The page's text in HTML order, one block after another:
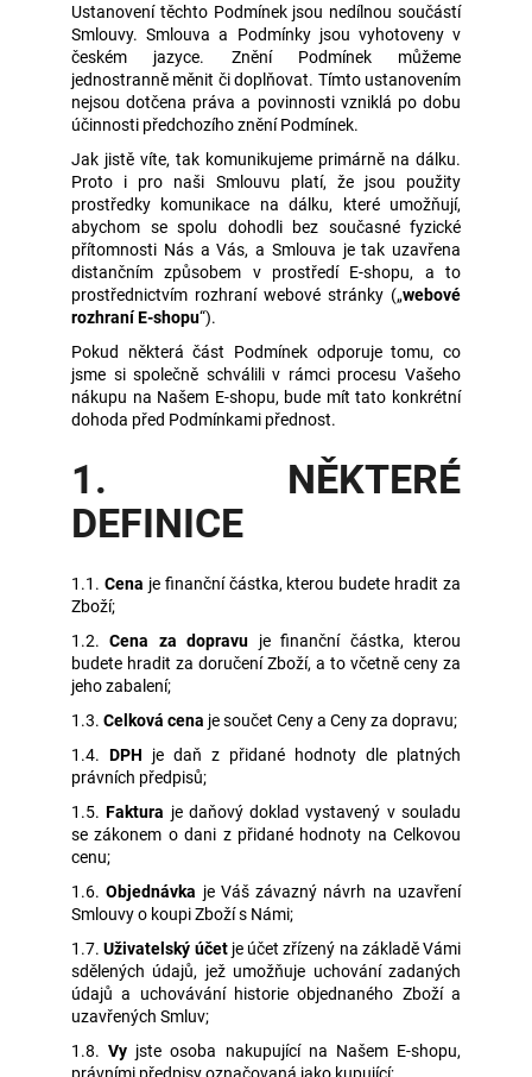
Ustanovení těchto Podmínek jsou nedílnou součástí
Smlouvy. Smlouva a Podmínky jsou vyhotoveny v
českém jazyce. Znění Podmínek můžeme
jednostranně měnit či doplňovat. Tímto ustanovením
nejsou dotčena práva a povinnosti vzniklá po dobu
účinnosti předchozího znění Podmínek.
Jak jistě víte, tak komunikujeme primárně na dálku.
Proto i pro naši Smlouvu platí, že jsou použity
prostředky komunikace na dálku, které umožňují,
abychom se spolu dohodli bez současné fyzické
přítomnosti Nás a Vás, a Smlouva je tak uzavřena
distančním způsobem v prostředí E-shopu, a to
prostřednictvím rozhraní webové stránky („webové
rozhraní E-shopu“).
Pokud některá část Podmínek odporuje tomu, co
jsme si společně schválili v rámci procesu Vašeho
nákupu na Našem E-shopu, bude mít tato konkrétní
dohoda před Podmínkami přednost.
1. NĚKTERÉ
DEFINICE
1.1. Cena je finanční částka, kterou budete hradit za
Zboží;
1.2. Cena za dopravu je finanční částka, kterou
budete hradit za doručení Zboží, a to včetně ceny za
jeho zabalení;
1.3. Celková cena je součet Ceny a Ceny za dopravu;
1.4. DPH je daň z přidané hodnoty dle platných
právních předpisů;
1.5. Faktura je daňový doklad vystavený v souladu
se zákonem o dani z přidané hodnoty na Celkovou
cenu;
1.6. Objednávka je Váš závazný návrh na uzavření
Smlouvy o koupi Zboží s Námi;
1.7. Uživatelský účetje účet zřízený na základě Vámi
sdělených údajů, jež umožňuje uchování zadaných
údajů a uchovávání historie objednaného Zboží a
uzavřených Smluv;
1.8. Vy jste osoba nakupující na Našem E-shopu,
HLEDAT
ČEPICE
UNISEX